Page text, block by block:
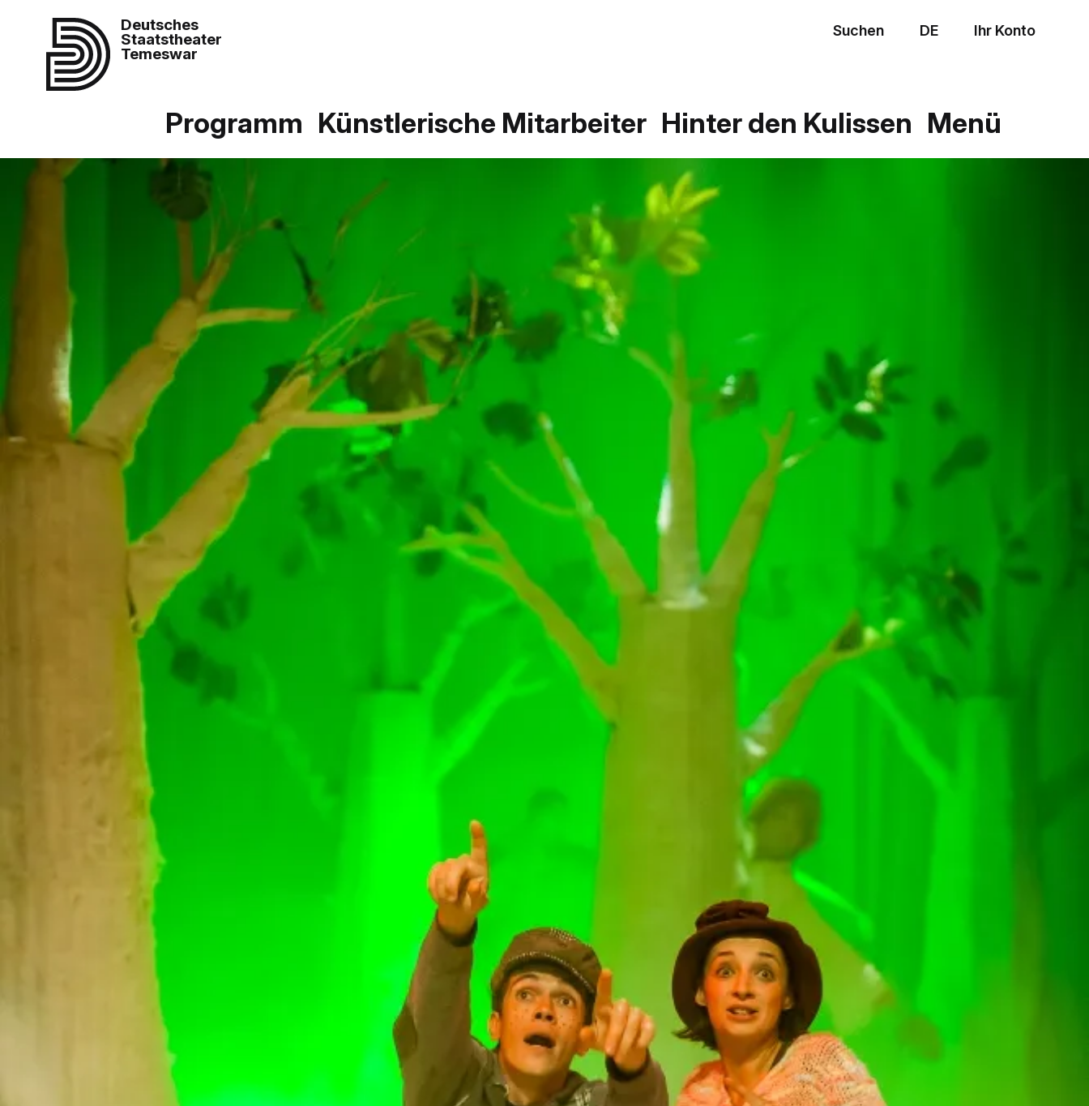
Deutsches
Staatstheater
Temeswar
Suchen DE Ihr Konto
Programm Künstlerische Mitarbeiter Hinter den Kulissen Menü